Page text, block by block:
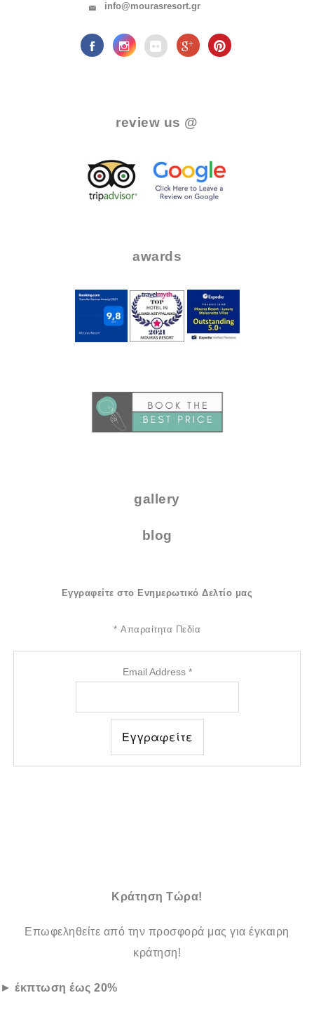
info@mourasresort.gr
review us @
awards
gallery
blog
Εγγραφείτε στο Ενημερωτικό Δελτίο μας
* Απαραίτητα Πεδία
Email Address *
Κράτηση Τώρα!
Επωφεληθείτε από την προσφορά μας για έγκαιρη
κράτηση!
► έκπτωση έως 20%